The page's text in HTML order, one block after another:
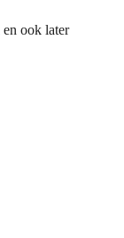
en ook later